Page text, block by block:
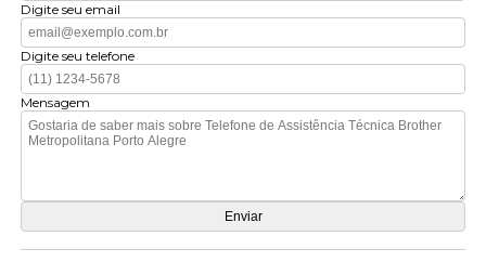
Digite seu email
Digite seu telefone
Mensagem